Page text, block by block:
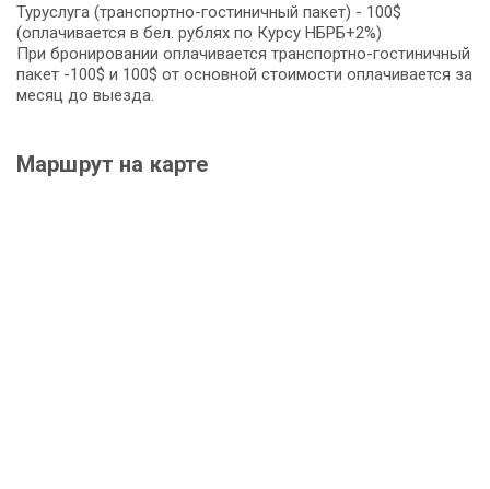
Туруслуга (транспортно-гостиничный пакет) - 100$
(оплачивается в бел. рублях по Курсу НБРБ+2%)
При бронировании оплачивается транспортно-гостиничный
пакет -100$ и 100$ от основной стоимости оплачивается за
месяц до выезда.
Маршрут на карте